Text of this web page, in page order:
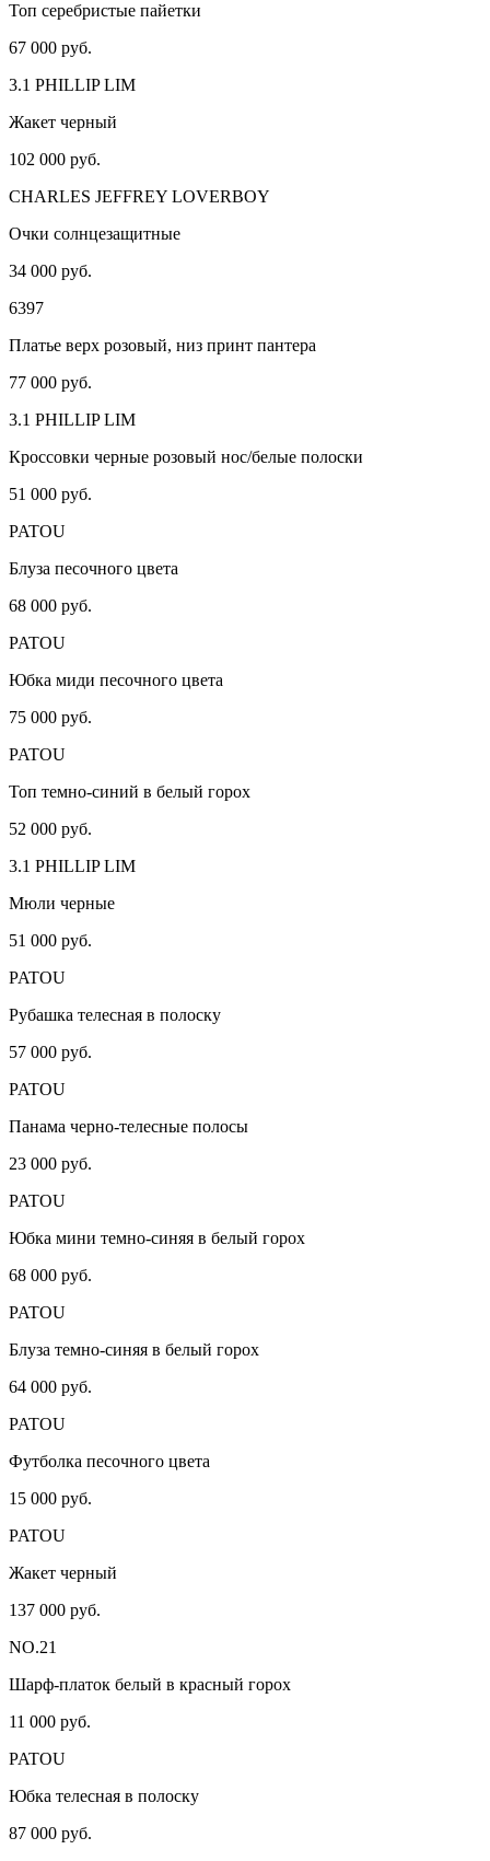
Топ серебристые пайетки
67 000 руб.
3.1 PHILLIP LIM
Жакет черный
102 000 руб.
CHARLES JEFFREY LOVERBOY
Очки солнцезащитные
34 000 руб.
6397
Платье верх розовый, низ принт пантера
77 000 руб.
3.1 PHILLIP LIM
Кроссовки черные розовый нос/белые полоски
51 000 руб.
PATOU
Блуза песочного цвета
68 000 руб.
PATOU
Юбка миди песочного цвета
75 000 руб.
PATOU
Топ темно-синий в белый горох
52 000 руб.
3.1 PHILLIP LIM
Мюли черные
51 000 руб.
PATOU
Рубашка телесная в полоску
57 000 руб.
PATOU
Панама черно-телесные полосы
23 000 руб.
PATOU
Юбка мини темно-синяя в белый горох
68 000 руб.
PATOU
Блуза темно-синяя в белый горох
64 000 руб.
PATOU
Футболка песочного цвета
15 000 руб.
PATOU
Жакет черный
137 000 руб.
NO.21
Шарф-платок белый в красный горох
11 000 руб.
PATOU
Юбка телесная в полоску
87 000 руб.